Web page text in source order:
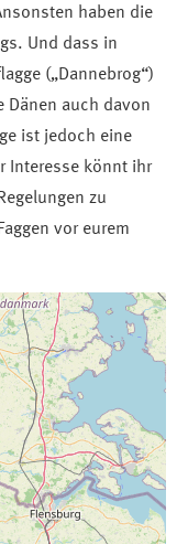
haben die
Und dass in
(„Dannebrog“)
Dänen auch davon
ist jedoch eine
Interesse könnt ihr
zu
vor eurem